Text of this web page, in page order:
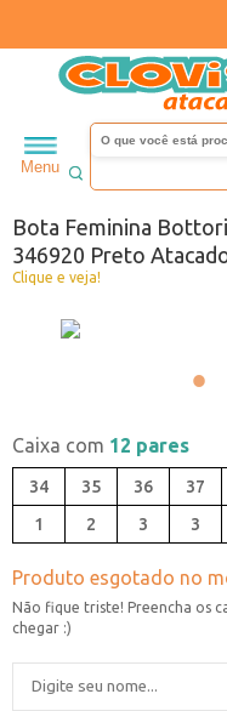
Menu
Feminino Bota
Bota Feminina
346920 Preto
Clique e veja!
Caixa com 12 pares
34 35 36 37
1
2 3 3